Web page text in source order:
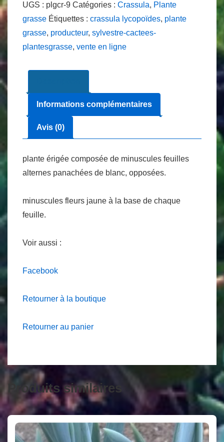
lycopoïdes
ou
de
5.5
UGS : plgcr-9 Catégories : Crassula, Plante
grasse Étiquettes : crassula lycopoïdes, plante
grasse, producteur, sylvestre-cactees-
plantesgrasse, vente en ligne
Informations complémentaires
Avis (0)
plante érigée composée de minuscules feuilles
alternes panachées de blanc, opposées.
minuscules fleurs jaune à la base de chaque
feuille.
Voir aussi :
Facebook
Retourner à la boutique
Retourner au panier
Produits similaires